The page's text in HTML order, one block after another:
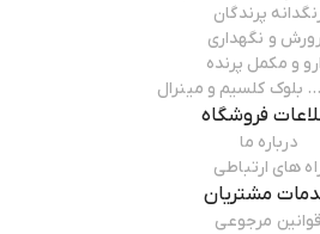
پرندگان
و نگهداری
و مکمل پرنده
بلوک کلسیم و مینرال
فروشگاه
درباره ما
های ارتباطی
مشتریان
قوانین مرجوعی